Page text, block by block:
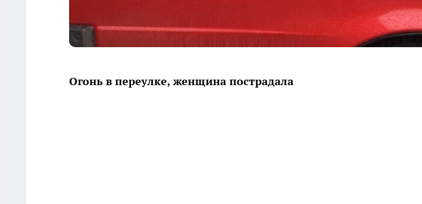
Огонь в переулке, женщина пострадала